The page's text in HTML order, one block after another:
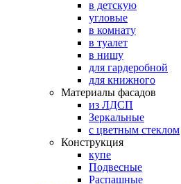
в детскую
угловые
в комнату
в туалет
в нишу
для гардеробной
для книжного
Материалы фасадов
из ЛДСП
Зеркальные
с цветным стеклом
Конструкция
купе
Подвесные
Распашные